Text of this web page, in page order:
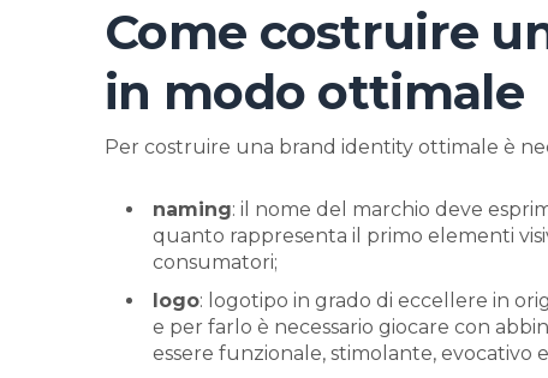
Come costruire
in modo ottimale
Per costruire una brand identity ottimale è
naming: il nome del marchio deve
quanto rappresenta il primo elementi
consumatori;
logo: logotipo in grado di eccellere in
e per farlo è necessario giocare con
essere funzionale, stimolante,